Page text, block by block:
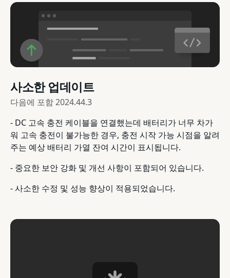
사소한 업데이트
다음에 포함2024.44.3
- DC 고속 충전 케이블을 연결했는데 배터리가 너무 차가
워 고속 충전이 불가능한 경우, 충전 시작 가능 시점을 알려
주는 예상 배터리 가열 잔여 시간이 표시됩니다.
- 중요한 보안 강화 및 개선 사항이 포함되어 있습니다.
- 사소한 수정 및 성능 향상이 적용되었습니다.